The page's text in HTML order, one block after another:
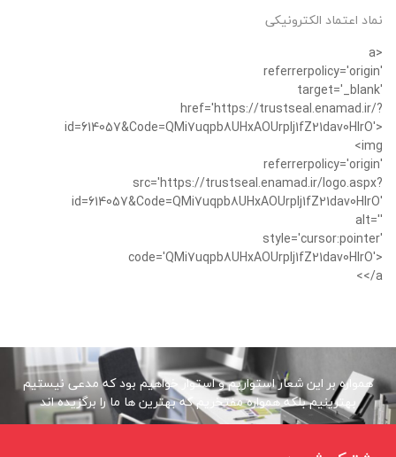
نماد اعتماد الکترونیکی
<a
referrerpolicy='origin'
target='_blank'
href='https://trustseal.enamad.ir/?
id=614057&Code=QMi7uqpb8UHxAOUrplj1fZ21dav0HIrO'>
<img
referrerpolicy='origin'
src='https://trustseal.enamad.ir/logo.aspx?
id=614057&Code=QMi7uqpb8UHxAOUrplj1fZ21dav0HIrO'
alt=''
style='cursor:pointer'
code='QMi7uqpb8UHxAOUrplj1fZ21dav0HIrO'>
</a>
همواره بر این شعار استواریم و استوار خواهیم بود که مدعی نیستیم
بهترینیم بلکه همواره مفتخریم که بهترین ها ما را برگزیده اند